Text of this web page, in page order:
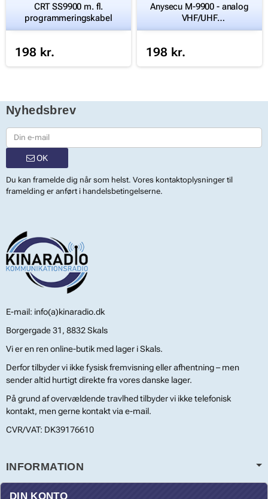
CRT SS9900 m. fl.
programmeringskabel
198 kr.
Anysecu M-9900 - analog
VHF/UHF
programmeringskabel
198 kr.
Nyhedsbrev
OK
Du kan framelde dig når som helst. Vores kontaktoplysninger til
framelding er anført i handelsbetingelserne.
E-mail: info(a)kinaradio.dk
Borgergade 31, 8832 Skals
Vi er en ren online-butik med lager i Skals.
Derfor tilbyder vi ikke fysisk fremvisning eller afhentning – men
sender altid hurtigt direkte fra vores danske lager.
På grund af overvældende travlhed tilbyder vi ikke telefonisk
kontakt, men gerne kontakt via e-mail.
CVR/VAT: DK39176610
INFORMATION
DIN KONTO